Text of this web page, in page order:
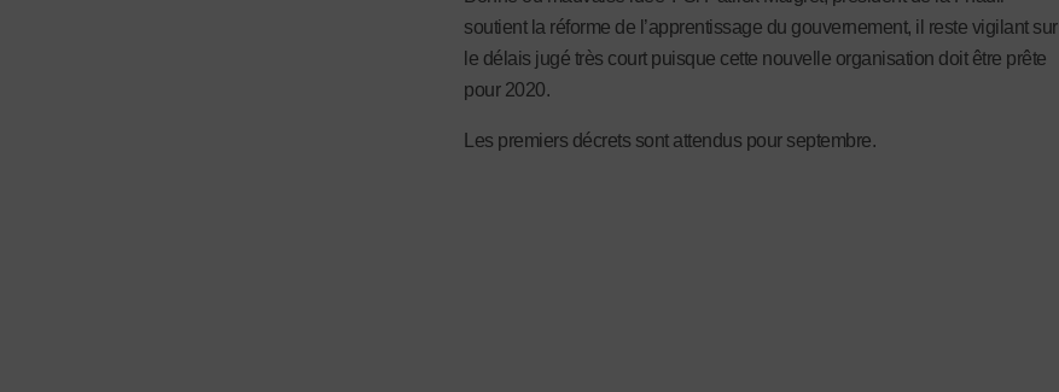
soutient la réforme de l’apprentissage du gouvernement, il reste vigilant sur
le délais jugé très court puisque cette nouvelle organisation doit être prête
pour 2020.
Les premiers décrets sont attendus pour septembre.